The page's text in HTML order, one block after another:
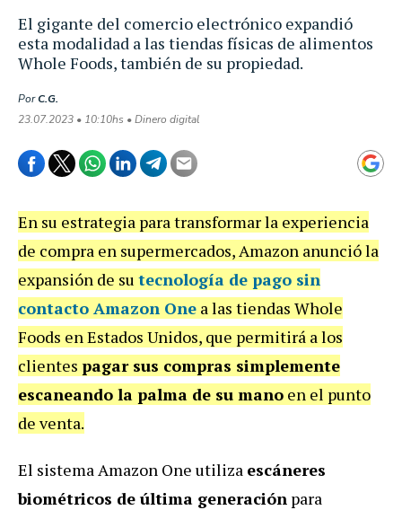
El gigante del comercio electrónico expandió
esta modalidad a las tiendas físicas de alimentos
Whole Foods, también de su propiedad.
PorC.G.
23.07.2023 • 10:10hs • Dinero digital
En su estrategia para transformar la experiencia
de compra en supermercados, Amazon anunció la
expansión de su tecnología de pago sin
contacto Amazon One a las tiendas Whole
Foods en Estados Unidos, que permitirá a los
clientes pagar sus compras simplemente
escaneando la palma de su mano en el punto
de venta.
El sistema Amazon One utiliza escáneres
biométricos de última generación para